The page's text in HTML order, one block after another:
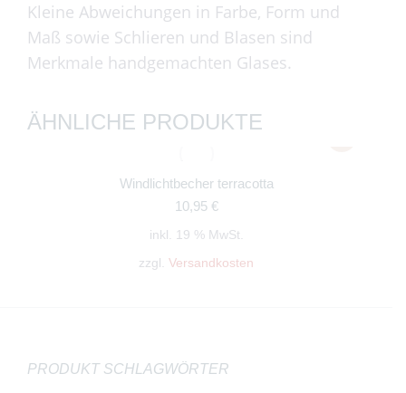
Kleine Abweichungen in Farbe, Form und
Maß sowie Schlieren und Blasen sind
Merkmale handgemachten Glases.
ÄHNLICHE PRODUKTE
Windlichtbecher terracotta
10,95 €
inkl. 19 % MwSt.
zzgl. Versandkosten
PRODUKT SCHLAGWÖRTER